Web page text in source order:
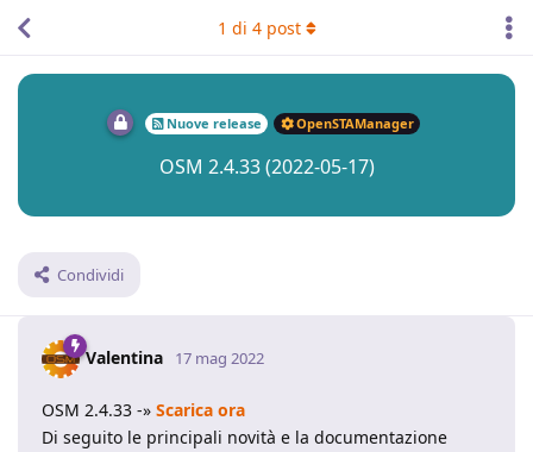
Nuove release OpenSTAManager
OSM 2.4.33 (2022-05-17)
Condividi
1 di 4post
Valentina 17 mag 2022
OSM 2.4.33 -» Scarica ora
Di seguito le principali novità e la documentazione